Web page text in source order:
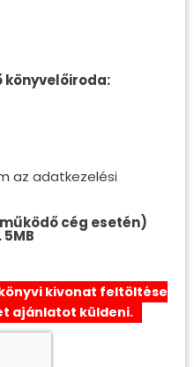
könyvelőiroda:
az adatkezelési
cég esetén)
kivonat feltöltése
ajánlatot küldeni.